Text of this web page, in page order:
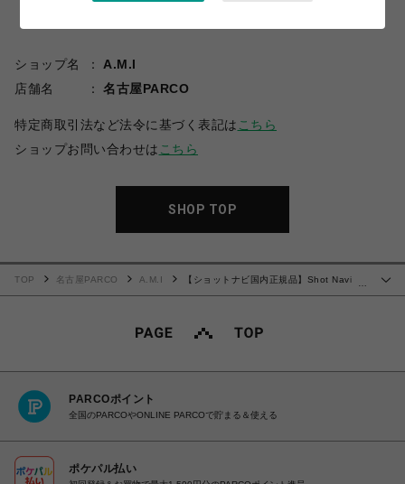
ショップ名
A.M.I
店舗名
名古屋PARCO
特定商取引法など法令に基づく表記は こちら
ショップお問い合わせは こちら
SHOP TOP
…
TOP 名古屋PARCO A.M.I
【ショットナビ国内正規品】Shot Navi
PARCOポイント
全国のPARCOやONLINE PARCOで貯まる＆使える
ポケパル払い